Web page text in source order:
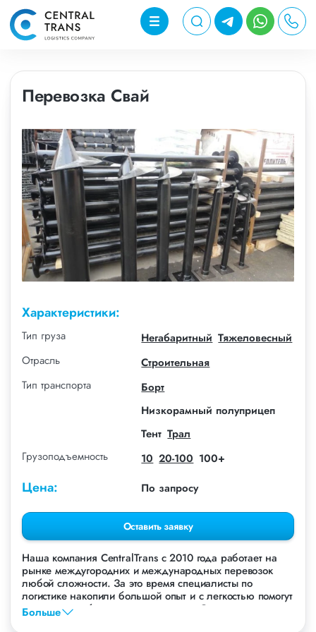
Перевозка Свай
Характеристики:
Тип груза Негабаритный Тяжеловесный
Отрасль
Строительная
Тип транспорта
Борт
Низкорамный полуприцеп
Тент Трал
Грузоподъемность
10 20-100 100+
Цена: По запросу
Оставить заявку
Наша компания СentralTrans с 2010 года работает на
рынке междугородних и международных перевозок
любой сложности. За это время специалисты по
логистике накопили большой опыт и с легкостью помогут
перевезти любые грузы, в том числе Сваи.
Больше